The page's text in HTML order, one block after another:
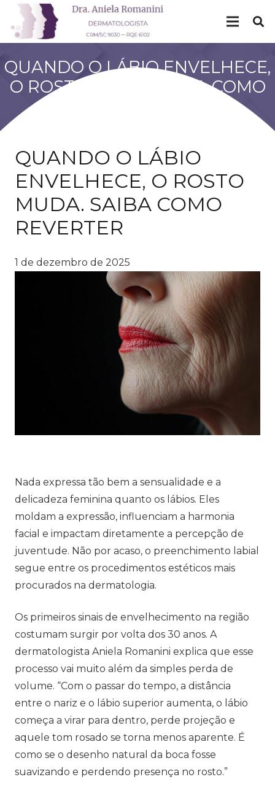
QUANDO O LÁBIO ENVELHECE,
O ROSTO MUDA. SAIBA COMO
QUANDO O LÁBIO
ENVELHECE, O ROSTO
MUDA. SAIBA COMO
REVERTER
1 de dezembro de 2025
Nada expressa tão bem a sensualidade e a
delicadeza feminina quanto os lábios. Eles
moldam a expressão, influenciam a harmonia
facial e impactam diretamente a percepção de
juventude. Não por acaso, o preenchimento labial
segue entre os procedimentos estéticos mais
procurados na dermatologia.
Os primeiros sinais de envelhecimento na região
costumam surgir por volta dos 30 anos. A
dermatologista Aniela Romanini explica que esse
processo vai muito além da simples perda de
volume. “Com o passar do tempo, a distância
entre o nariz e o lábio superior aumenta, o lábio
começa a virar para dentro, perde projeção e
aquele tom rosado se torna menos aparente. É
como se o desenho natural da boca fosse
suavizando e perdendo presença no rosto.”